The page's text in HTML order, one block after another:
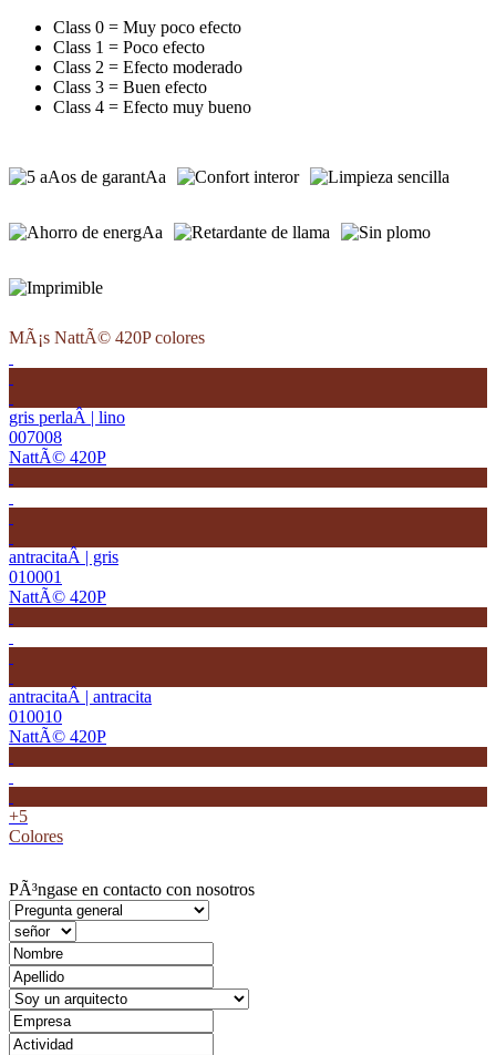
Class 0 = Muy poco efecto
Class 1 = Poco efecto
Class 2 = Efecto moderado
Class 3 = Buen efecto
Class 4 = Efecto muy bueno
MÃ¡s NattÃ© 420P colores
gris perlaÂ | lino
007008
NattÃ© 420P
antracitaÂ | gris
010001
NattÃ© 420P
antracitaÂ | antracita
010010
NattÃ© 420P
+5
Colores
PÃ³ngase en contacto con nosotros